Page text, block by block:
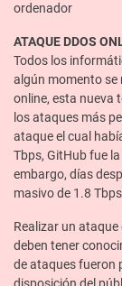
ordenador
ATAQUE DDOS
Todos los
algún momento se
online, esta nueva
los ataques más
ataque el cual
Tbps, GitHub fue
embargo, días
masivo de 1.8
Realizar un
deben tener
de ataques fueron